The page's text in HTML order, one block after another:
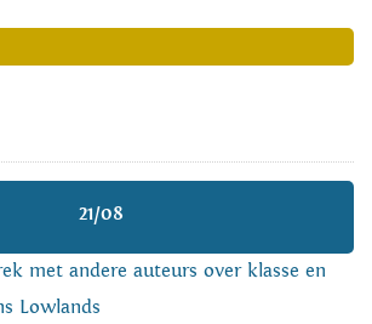
21/08
met andere auteurs over klasse en
Lowlands